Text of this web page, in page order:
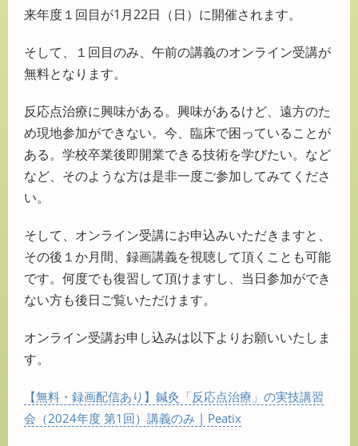
来年度１回目が1月22日（日）に開催されます。
そして、１回目のみ、午前の講義のオンライン受講が
無料となります。
反応点治療に興味がある。興味があるけど、遠方のた
め現地参加ができない。今、臨床で困っていることが
ある。学校卒業後即開業できる技術を学びたい。など
など、そのような方は是非一度ご参加してみてくださ
い。
そして、オンライン受講にお申込みいただきますと、
その後１か月間、録画講義を視聴して頂くことも可能
です。何度でも復習して頂けますし、当日参加ができ
ない方も後日ご覧いただけます。
オンライン受講お申し込みは以下よりお願いいたしま
す。
【無料・録画配信あり】鍼灸「反応点治療」の実技講習
会（2024年度 第1回）講義のみ | Peatix